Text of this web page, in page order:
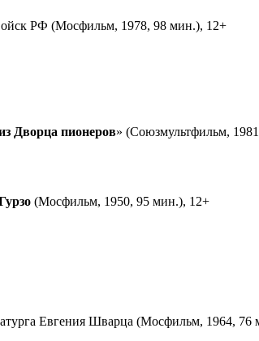
РФ (Мосфильм, 1978, 98 мин.), 12+
Дворца пионеров» (Союзмультфильм,
(Мосфильм, 1950, 95 мин.), 12+
Евгения Шварца (Мосфильм, 1964, 76